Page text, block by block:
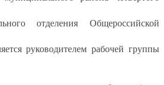
отделения Общероссийской
руководителем рабочей группы